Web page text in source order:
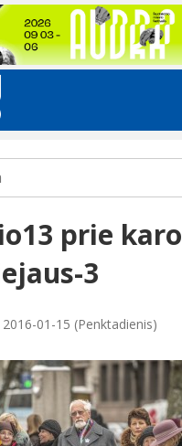
prie karo
3
01-15 (Penktadienis)